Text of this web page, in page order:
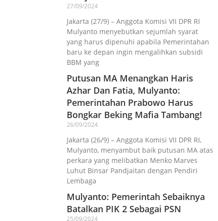
27/09/2024
Jakarta (27/9) – Anggota Komisi VII DPR RI
Mulyanto menyebutkan sejumlah syarat
yang harus dipenuhi apabila Pemerintahan
baru ke depan ingin mengalihkan subsidi
BBM yang
Putusan MA Menangkan Haris
Azhar Dan Fatia, Mulyanto:
Pemerintahan Prabowo Harus
Bongkar Beking Mafia Tambang!
26/09/2024
Jakarta (26/9) – Anggota Komisi VII DPR RI,
Mulyanto, menyambut baik putusan MA atas
perkara yang melibatkan Menko Marves
Luhut Binsar Pandjaitan dengan Pendiri
Lembaga
Mulyanto: Pemerintah Sebaiknya
Batalkan PIK 2 Sebagai PSN
25/09/2024